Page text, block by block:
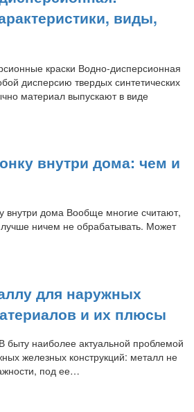
виды,
краски Водно-дисперсионная
дисперсию твердых синтетических
материал выпускают в виде
внутри дома: чем и
внутри дома Вообще многие считают,
ничем не обрабатывать. Может
для наружных
и их плюсы
быту наиболее актуальной проблемой
железных конструкций: металл не
под ее…